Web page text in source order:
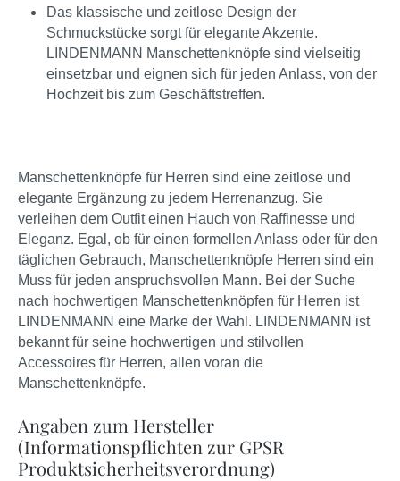
Das klassische und zeitlose Design der
Schmuckstücke sorgt für elegante Akzente.
LINDENMANN Manschettenknöpfe sind vielseitig
einsetzbar und eignen sich für jeden Anlass, von der
Hochzeit bis zum Geschäftstreffen.
Manschettenknöpfe für Herren sind eine zeitlose und
elegante Ergänzung zu jedem Herrenanzug. Sie
verleihen dem Outfit einen Hauch von Raffinesse und
Eleganz. Egal, ob für einen formellen Anlass oder für den
täglichen Gebrauch, Manschettenknöpfe Herren sind ein
Muss für jeden anspruchsvollen Mann. Bei der Suche
nach hochwertigen Manschettenknöpfen für Herren ist
LINDENMANN eine Marke der Wahl. LINDENMANN ist
bekannt für seine hochwertigen und stilvollen
Accessoires für Herren, allen voran die
Manschettenknöpfe.
Angaben zum Hersteller
(Informationspflichten zur GPSR
Produktsicherheitsverordnung)